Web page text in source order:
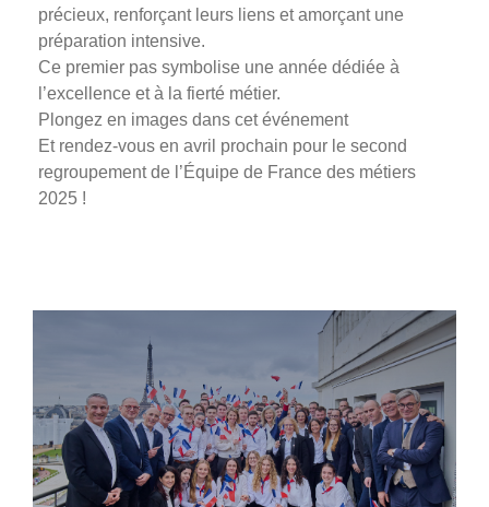
Inscription à la newsletter
Espace membres
précieux, renforçant leurs liens et amorçant une
préparation intensive.
Ce premier pas symbolise une année dédiée à
l’excellence et à la fierté métier.
Plongez en images dans cet événement
Et rendez-vous en avril prochain pour le second
regroupement de l’Équipe de France des métiers
2025 !